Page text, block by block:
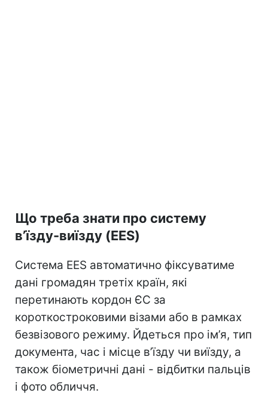
Що треба знати про систему
в’їзду-виїзду (EES)
Система EES автоматично фіксуватиме
дані громадян третіх країн, які
перетинають кордон ЄС за
короткостроковими візами або в рамках
безвізового режиму. Йдеться про ім’я, тип
документа, час і місце в’їзду чи виїзду, а
також біометричні дані - відбитки пальців
і фото обличчя.